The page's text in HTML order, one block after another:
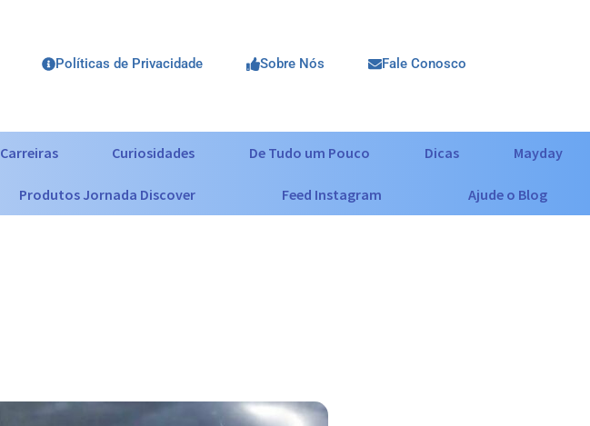
Políticas de Privacidade Sobre Nós Fale Conosco
Carreiras Curiosidades De Tudo um Pouco Dicas Mayday
Produtos Jornada Discover Feed Instagram Ajude o Blog